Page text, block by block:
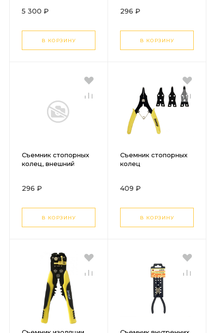
шпильковертов
5 300 ₽
В КОРЗИНУ
296 ₽
В КОРЗИНУ
Съемник стопорных
колец, внешний
296 ₽
В КОРЗИНУ
Съемник стопорных
колец
409 ₽
В КОРЗИНУ